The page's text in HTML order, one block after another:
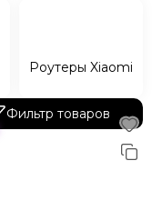
Роутеры Xiaomi
Фильтр товаров